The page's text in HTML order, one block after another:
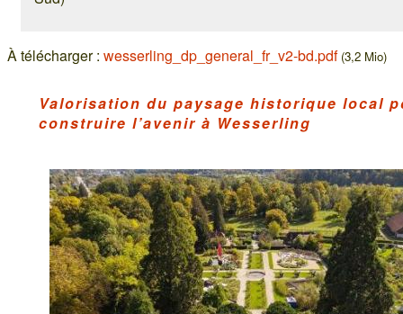
À télécharger : wesserling_dp_general_fr_v2-bd.pdf (3,2 Mio)
Valorisation du paysage historique local
construire l’avenir à Wesserling